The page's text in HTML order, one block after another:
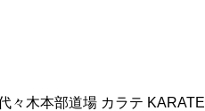
々木本部道場 カラテ KARATE